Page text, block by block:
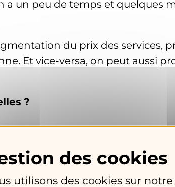
a un peu de temps et quelques
du prix des
Et vice-versa, on peut aussi
?
l’histoire ou la géographie,
cours de piano, de
utilisons des cookies sur